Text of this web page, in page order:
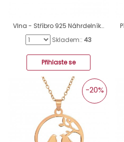
Vlna - Stříbro 925 Náhrdelníky bez kamenů A4S47461
Skladem:: 43
Přihlaste se
-20%